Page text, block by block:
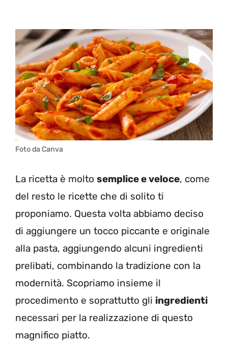
Foto da Canva
La ricetta è molto semplice e veloce, come
del resto le ricette che di solito ti
proponiamo. Questa volta abbiamo deciso
di aggiungere un tocco piccante e originale
alla pasta, aggiungendo alcuni ingredienti
prelibati, combinando la tradizione con la
modernità. Scopriamo insieme il
procedimento e soprattutto gli ingredienti
necessari per la realizzazione di questo
magnifico piatto.